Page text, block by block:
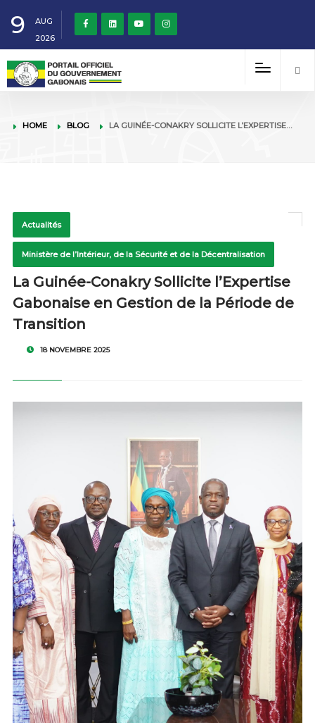
9
AUG
2026
HOME BLOG LA GUINÉE-CONAKRY SOLLICITE L’EXPERTISE…
Actualités
Ministère de l’Intérieur, de la Sécurité et de la Décentralisation
La Guinée-Conakry Sollicite l’Expertise
Gabonaise en Gestion de la Période de
Transition
18 NOVEMBRE 2025